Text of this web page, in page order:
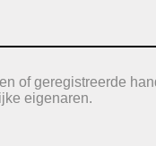
of geregistreerde
eigenaren.